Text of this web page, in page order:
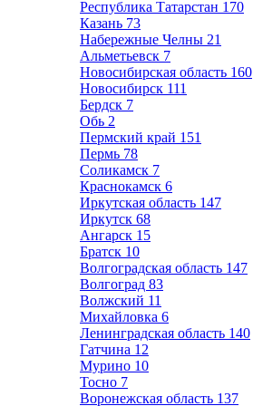
Республика Татарстан 170
Казань 73
Набережные Челны 21
Альметьевск 7
Новосибирская область 160
Новосибирск 111
Бердск 7
Обь 2
Пермский край 151
Пермь 78
Соликамск 7
Краснокамск 6
Иркутская область 147
Иркутск 68
Ангарск 15
Братск 10
Волгоградская область 147
Волгоград 83
Волжский 11
Михайловка 6
Ленинградская область 140
Гатчина 12
Мурино 10
Тосно 7
Воронежская область 137